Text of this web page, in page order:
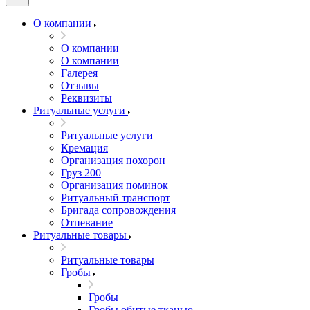
О компании
О компании
О компании
Галерея
Отзывы
Реквизиты
Ритуальные услуги
Ритуальные услуги
Кремация
Организация похорон
Груз 200
Организация поминок
Ритуальный транспорт
Бригада сопровождения
Отпевание
Ритуальные товары
Ритуальные товары
Гробы
Гробы